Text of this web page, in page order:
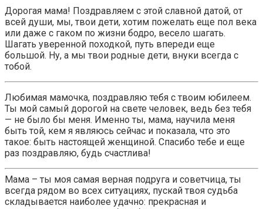
Дорогая мама! Поздравляем с этой славной датой, от
всей души, мы, твои дети, хотим пожелать еще пол века
или даже с гаком по жизни бодро, весело шагать.
Шагать уверенной походкой, путь впереди еще
большой. Ну, а мы твои родные дети, внуки всегда с
тобой.
Любимая мамочка, поздравляю тебя с твоим юбилеем.
Ты мой самый дорогой на свете человек, ведь без тебя
— не было бы меня. Именно ты, мама, научила меня
быть той, кем я являюсь сейчас и показала, что это
такое: быть настоящей женщиной. Спасибо тебе и еще
раз поздравляю, будь счастлива!
Мама – ты моя самая верная подруга и советчица, ты
всегда рядом во всех ситуациях, пускай твоя судьба
складывается наиболее удачно: прекрасная и